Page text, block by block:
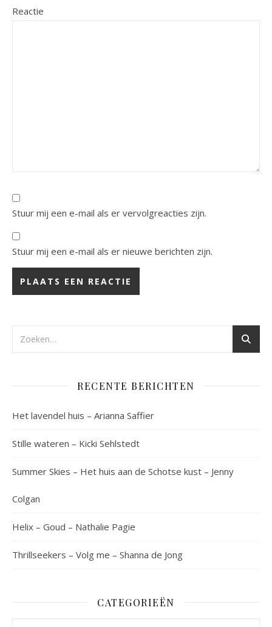
Reactie
Stuur mij een e-mail als er vervolgreacties zijn.
Stuur mij een e-mail als er nieuwe berichten zijn.
RECENTE BERICHTEN
Het lavendel huis – Arianna Saffier
Stille wateren – Kicki Sehlstedt
Summer Skies – Het huis aan de Schotse kust – Jenny
Colgan
Helix – Goud – Nathalie Pagie
Thrillseekers – Volg me – Shanna de Jong
CATEGORIEËN